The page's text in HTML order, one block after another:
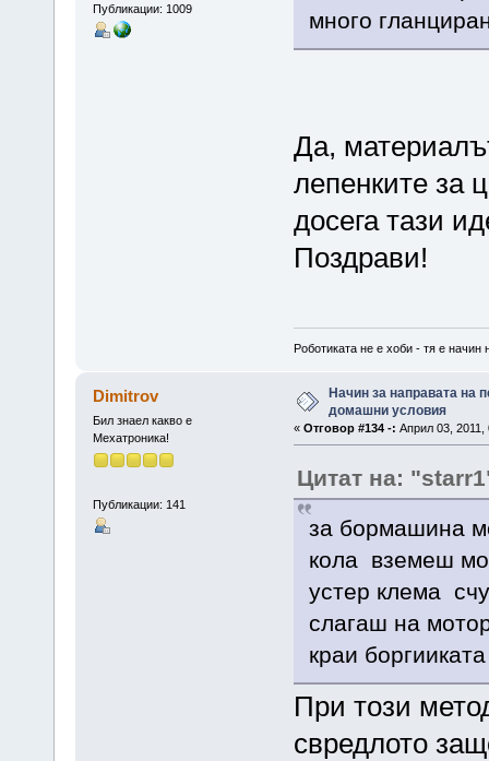
Публикации: 1009
много
Да,
лепенките за
досега тази
Поздрави!
Роботиката не е хоби - тя е начин
Dimitrov
Бил знаел какво е
Мехатроника!
Публикации: 141
Начин за направата на
домашни условия
« Отговор #134 -: Април 03, 2011,
Цитат на:
за бормашина
кола вземеш
устер клема
слагаш на
краи
При този
свредлото